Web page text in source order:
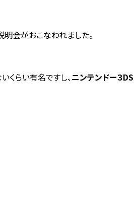
明会がおこなわれました。
くらい有名ですし、ニンテンドー３